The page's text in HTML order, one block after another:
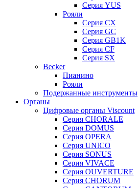
Серия YUS
Рояли
Серия CX
Серия GC
Серия GB1K
Серия CF
Серия SX
Becker
Пианино
Рояли
Подержанные инструменты
Органы
Цифровые органы Viscount
Серия CHORALE
Серия DOMUS
Серия OPERA
Серия UNICO
Серия SONUS
Серия VIVACE
Серия OUVERTURE
Серия CHORUM